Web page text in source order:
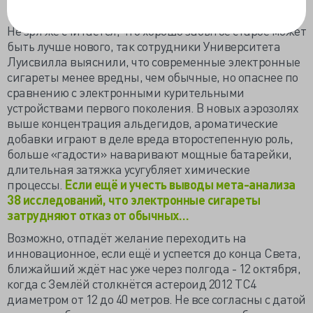
Не зря же считается, что хорошо забытое старое может
быть лучше нового, так сотрудники Университета
Луисвилла выяснили, что современные электронные
сигареты менее вредны, чем обычные, но опаснее по
сравнению с электронными курительными
устройствами первого поколения. В новых аэрозолях
выше концентрация альдегидов, ароматические
добавки играют в деле вреда второстепенную роль,
больше «гадости» наваривают мощные батарейки,
длительная затяжка усугубляет химические
процессы. Если ещё и учесть выводы мета-анализа
38 исследований, что электронные сигареты
затрудняют отказ от обычных…
Возможно, отпадёт желание переходить на
инновационное, если ещё и успеется до конца Света,
ближайший ждёт нас уже через полгода - 12 октября,
когда с Землёй столкнётся астероид 2012 TC4
диаметром от 12 до 40 метров. Не все согласны с датой